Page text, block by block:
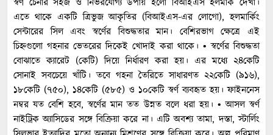
এতে থাকে একটি ত্রিভুজ আকৃতির (বিআইএস-এর লোগো), হলমার্কিং
সেন্টারের সিল এবং স্বর্ণের বিশুদ্ধতার মান। বেশিরভাগ ক্ষেত্রে এই
চিহ্নগুলো গহনার ভেতরের দিকেই খোদাই করা থাকে। • স্বর্ণের বিশুদ্ধতা
বোঝাতে ক্যারেট (কেটি) দিয়ে নির্ধারণ করা হয়। এর মধ্যে ২৪কেটি
সোনাই সবচেয়ে খাঁটি। তবে গহনা তৈরিতে সাধারণত ২২কেটি (৯১৬),
১৮কেটি (৭৫০), ১৪কেটি (৫৮৫) ও ১০কেটি স্বর্ণ ব্যবহৃত হয়। ফাইননেস
নম্বর যত বেশি হবে, স্বর্ণের মান তত উন্নত বলে ধরা হয়। • আসল স্বর্ণ
নাইট্রিক অ্যাসিডের সঙ্গে বিক্রিয়া করে না। এটি অবশ্য তামা, দস্তা, স্টার্লিং